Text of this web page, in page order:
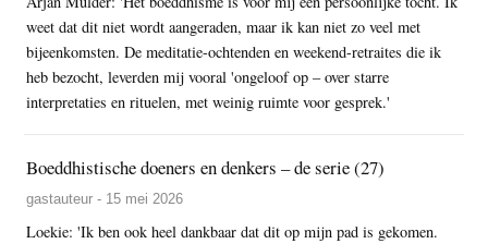
weet dat dit niet wordt aangeraden, maar ik kan niet zo veel met
bijeenkomsten. De meditatie-ochtenden en weekend-retraites die ik
heb bezocht, leverden mij vooral 'ongeloof op – over starre
interpretaties en rituelen, met weinig ruimte voor gesprek.'
Boeddhistische doeners en denkers – de serie (27)
gastauteur - 15 mei 2026
Loekie: 'Ik ben ook heel dankbaar dat dit op mijn pad is gekomen.